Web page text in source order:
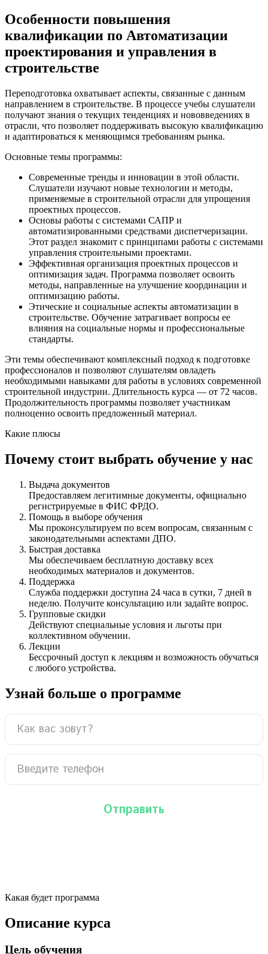
Особенности повышения
квалификации по Автоматизации
проектирования и управления в
строительстве
Переподготовка охватывает аспекты, связанные с данным
направлением в строительстве. В процессе учебы слушатели
получают знания о текущих тенденциях и нововведениях в
отрасли, что позволяет поддерживать высокую квалификацию
и адаптироваться к меняющимся требованиям рынка.
Основные темы программы:
Современные тренды и инновации в этой области.
Слушатели изучают новые технологии и методы,
применяемые в строительной отрасли для упрощения
проектных процессов.
Основы работы с системами САПР и
автоматизированными средствами диспетчеризации.
Этот раздел знакомит с принципами работы с системами
управления строительными проектами.
Эффективная организация проектных процессов и
оптимизация задач. Программа позволяет освоить
методы, направленные на улучшение координации и
оптимизацию работы.
Этические и социальные аспекты автоматизации в
строительстве. Обучение затрагивает вопросы ее
влияния на социальные нормы и профессиональные
стандарты.
Эти темы обеспечивают комплексный подход к подготовке
профессионалов и позволяют слушателям овладеть
необходимыми навыками для работы в условиях современной
строительной индустрии. Длительность курса — от 72 часов.
Продолжительность программы позволяет участникам
полноценно освоить предложенный материал.
Какие плюсы
Почему стоит выбрать обучение у нас
Выдача документов
Предоставляем легитимные документы, официально
регистрируемые в ФИС ФРДО.
Помощь в выборе обучения
Мы проконсультируем по всем вопросам, связанным с
законодательными аспектами ДПО.
Быстрая доставка
Мы обеспечиваем бесплатную доставку всех
необходимых материалов и документов.
Поддержка
Служба поддержки доступна 24 часа в сутки, 7 дней в
неделю. Получите консультацию или задайте вопрос.
Групповые скидки
Действуют специальные условия и льготы при
коллективном обучении.
Лекции
Бессрочный доступ к лекциям и возможность обучаться
с любого устройства.
Узнай больше о программе
Какая будет программа
Описание курса
Цель обучения